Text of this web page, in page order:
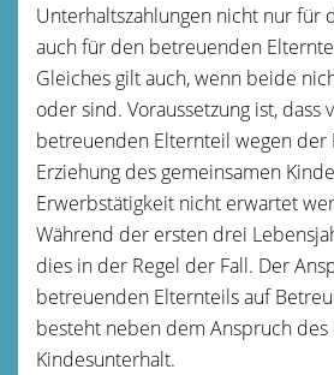
Unterhaltszahlungen nicht nur für
auch für den betreuenden
Gleiches gilt auch, wenn beide
oder sind. Voraussetzung ist, dass
betreuenden Elternteil wegen der
Erziehung des gemeinsamen
Erwerbstätigkeit nicht erwartet
Während der ersten drei
dies in der Regel der Fall. Der
betreuenden Elternteils auf
besteht neben dem Anspruch des
Kindesunterhalt.